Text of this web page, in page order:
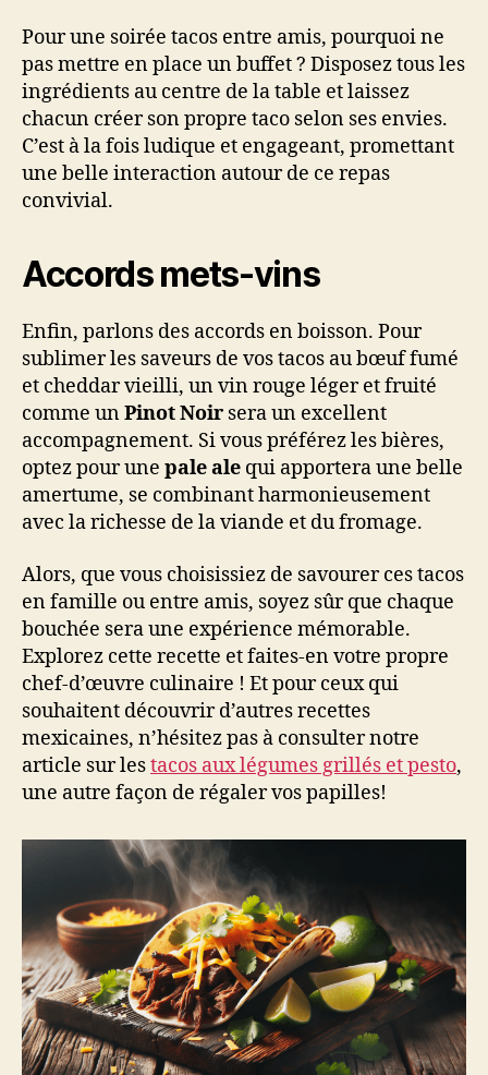
Pour une soirée tacos entre amis, pourquoi ne
pas mettre en place un buffet ? Disposez tous les
ingrédients au centre de la table et laissez
chacun créer son propre taco selon ses envies.
C’est à la fois ludique et engageant, promettant
une belle interaction autour de ce repas
convivial.
Accords mets-vins
Enfin, parlons des accords en boisson. Pour
sublimer les saveurs de vos tacos au bœuf fumé
et cheddar vieilli, un vin rouge léger et fruité
comme unPinot Noir sera un excellent
accompagnement. Si vous préférez les bières,
optez pour une pale ale qui apportera une belle
amertume, se combinant harmonieusement
avec la richesse de la viande et du fromage.
Alors, que vous choisissiez de savourer ces tacos
en famille ou entre amis, soyez sûr que chaque
bouchée sera une expérience mémorable.
Explorez cette recette et faites-en votre propre
chef-d’œuvre culinaire ! Et pour ceux qui
souhaitent découvrir d’autres recettes
mexicaines, n’hésitez pas à consulter notre
article sur lestacos aux légumes grillés et pesto,
une autre façon de régaler vos papilles!